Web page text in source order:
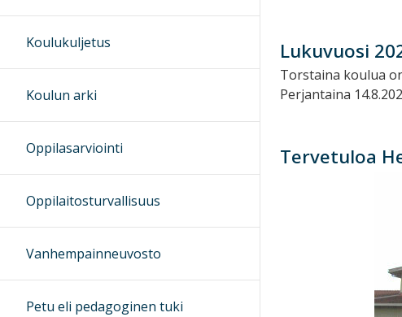
Lukuvuosi
Torstaina koulua
Perjantaina
Tervetuloa
Koulukuljetus
Koulun arki
Oppilasarviointi
Oppilaitosturvallisuus
Vanhempainneuvosto
Petu eli pedagoginen tuki